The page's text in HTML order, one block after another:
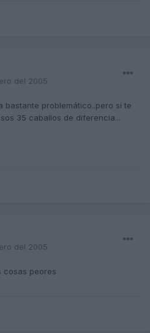
del 2005
bastante problemático..pero sí te
35 caballos de diferencia...
del 2005
cosas peores